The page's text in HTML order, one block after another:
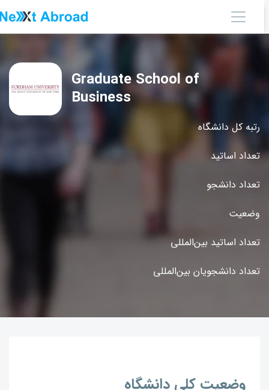
رتبه کل دانشگاه
تعداد اساتید
تعداد دانشجو
وضعیت
تعداد اساتید بین‌المللی
تعداد دانشجویان بین‌المللی
Graduate School of
Business
وضعیت کلی دانشگاه